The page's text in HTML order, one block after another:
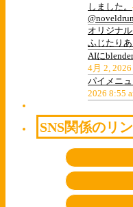
しました。
オリジナ
ふじたり
AIに
4月 2,
パイメニ
2026 8:55
SNS関係のリ